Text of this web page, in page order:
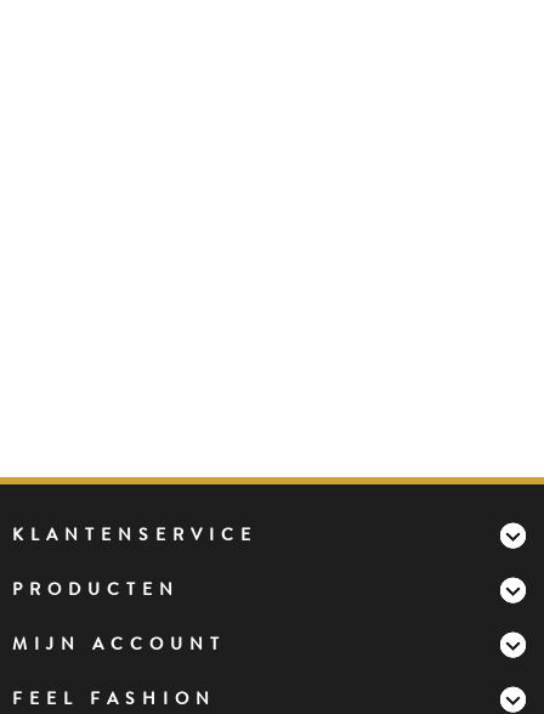
KLANTENSERVICE
PRODUCTEN
MIJN ACCOUNT
FEEL FASHION